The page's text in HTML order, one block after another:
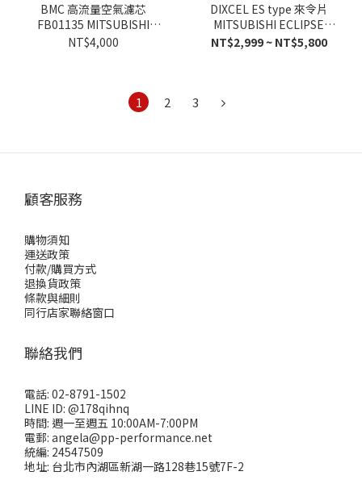
BMC 高流量空氣濾芯
FB01135 MITSUBISHI
OUTLANDER GF 2.4 2015-
NT$4,000
DIXCEL ES type 來令片
MITSUBISHI ECLIPSE
CROSS 2018-
NT$2,999 ~ NT$5,800
1 2 3
顧客服務
購物須知
運送政策
付款/購買方式
退換貨政策
條款與細則
同行店家聯絡窗口
聯絡我們
電話: 02-8791-1502
LINE ID: @178qihnq
時間: 週一至週五 10:00AM-7:00PM
電郵: angela@pp-performance.net
統編: 24547509
地址: 台北市內湖區新湖一路128巷15號7F-2